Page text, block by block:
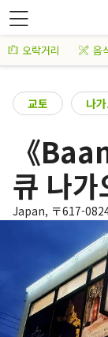
오락거리 음
교토 나
《
큐 나가
Japan, 〒617-